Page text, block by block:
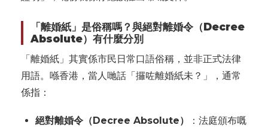
「離婚紙」是俗稱嗎？與絕對離婚令（Decree
Absolute）有什麼分別
「離婚紙」其實係市民日常口語俗稱，並非正式法律
用語。喺香港，當人哋話「攞咗離婚紙未？」，通常
係指：
絕對離婚令（Decree Absolute）
：法庭頒布嘅